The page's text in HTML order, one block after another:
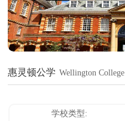
惠灵顿公学 Wellington College
学校类型: